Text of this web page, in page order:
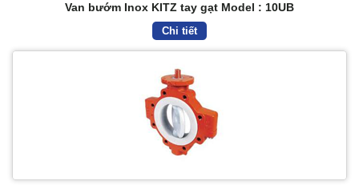
Van bướm Inox KITZ tay gạt Model : 10UB
Chi tiết